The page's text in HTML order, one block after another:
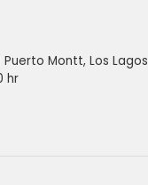
Montt, Los Lagos
hr